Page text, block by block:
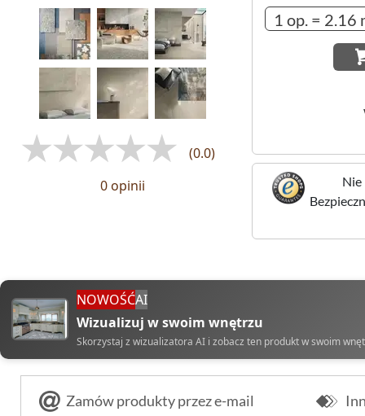
(0.0)
0 opinii
Nie
NOWOŚĆAI
Wizualizuj w swoim wnętrzu
Skorzystaj z wizualizatora AI i zobacz ten produkt w swoim
Zamów produkty przez e-mail